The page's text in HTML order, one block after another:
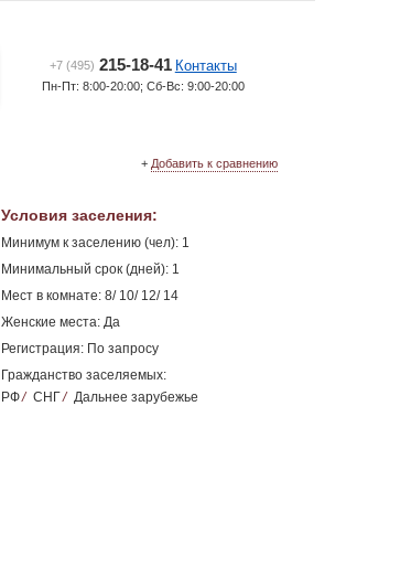
+7 (495) 215-18-41 Контакты
Пн-Пт: 8:00-20:00; Сб-Вс: 9:00-20:00
+ Добавить к сравнению
Условия заселения:
Минимум к заселению (чел): 1
Минимальный срок (дней): 1
Мест в комнате: 8/ 10/ 12/ 14
Женские места: Да
Регистрация: По запросу
Гражданство заселяемых:
РФ/ СНГ/ Дальнее зарубежье